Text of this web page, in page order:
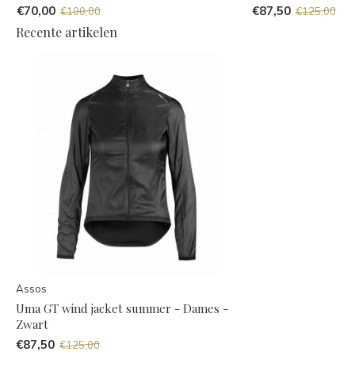
€70,00 €100,00 €87,50 €125,00
Recente artikelen
Assos
Uma GT wind jacket summer - Dames -
Zwart
€87,50 €125,00